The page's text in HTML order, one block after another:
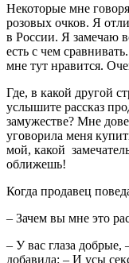
Некоторые мне
розовых очков. Я
в России. Я замечаю
есть с чем
мне тут нравится.
Где, в какой другой
услышите рассказ
замужестве? Мне
уговорила меня
мой, какой
оближешь!
Когда продавец
– Зачем вы мне это
– У вас глаза добрые,
добавила: – И усы